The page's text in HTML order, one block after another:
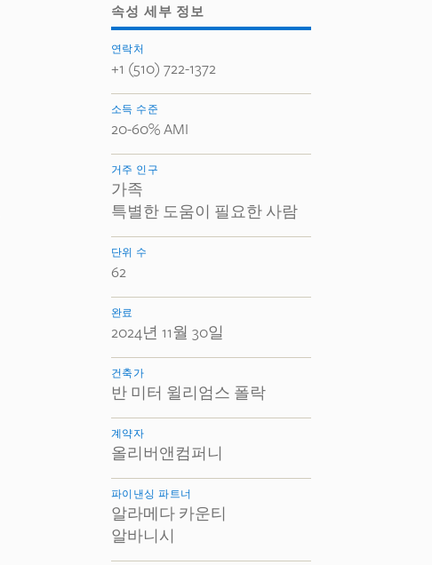
속성 세부 정보
연락처
+1 (510) 722-1372
소득 수준
20-60% AMI
거주 인구
가족
특별한 도움이 필요한 사람
단위 수
62
완료
2024년 11월 30일
건축가
반 미터 윌리엄스 폴락
계약자
올리버앤컴퍼니
파이낸싱 파트너
알라메다 카운티
알바니시